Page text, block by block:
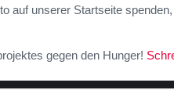
auf unserer Startseite
gegen den Hunger!